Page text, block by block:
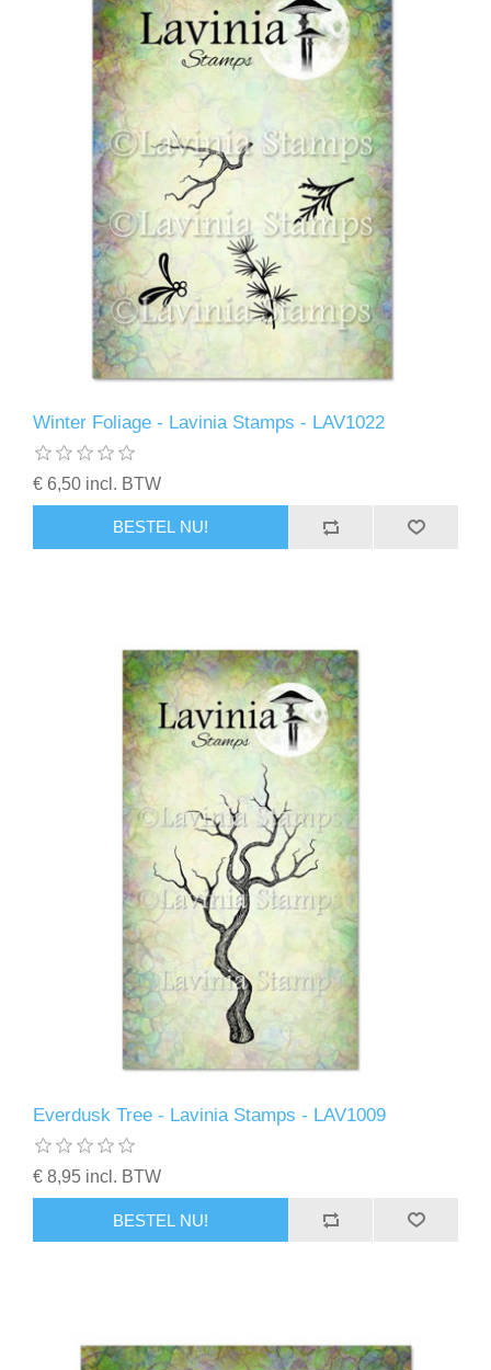
Winter Foliage - Lavinia Stamps - LAV1022
€ 6,50 incl. BTW
BESTEL NU!
Everdusk Tree - Lavinia Stamps - LAV1009
€ 8,95 incl. BTW
BESTEL NU!